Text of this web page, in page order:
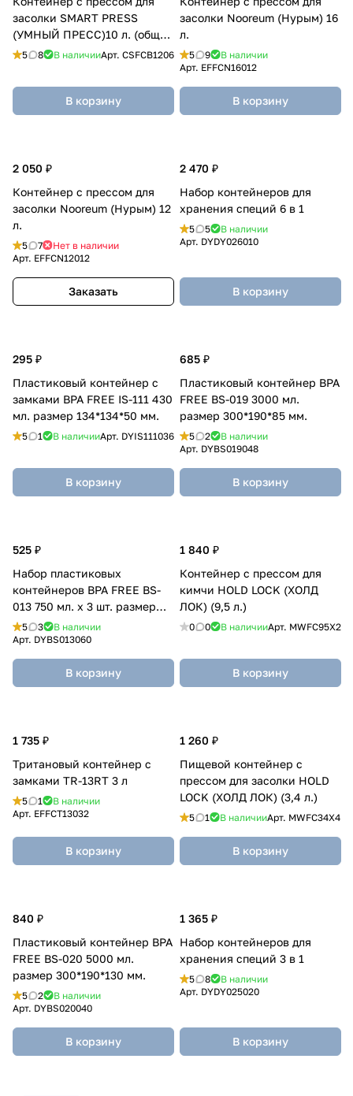
засолки SMART PRESS
(УМНЫЙ ПРЕСС)10 л. (общий
12 л.)
5 8 В наличииАрт. CSFCB1206
В корзину
засолки Nooreum (Нурым) 16
л.
5 9
В наличии
Арт. EFFCN16012
В корзину
2 050 ₽
Контейнер с прессом для
засолки Nooreum (Нурым) 12
л.
5 7
Нет в наличии
Арт. EFFCN12012
Заказать
2 470 ₽
Набор контейнеров для
хранения специй 6 в 1
5 5
В наличии
Арт. DYDY026010
В корзину
295 ₽
Пластиковый контейнер с
замками BPA FREE IS-111 430
мл. размер 134*134*50 мм.
5 1 В наличииАрт. DYIS111036
В корзину
685 ₽
Пластиковый контейнер BPA
FREE BS-019 3000 мл.
размер 300*190*85 мм.
5 2
В наличии
Арт. DYBS019048
В корзину
525 ₽
Набор пластиковых
контейнеров BPA FREE BS-
013 750 мл. х 3 шт. размер
170*115*75 мм.
5 3
В наличии
Арт. DYBS013060
В корзину
1 840 ₽
Контейнер с прессом для
кимчи HOLD LOCK (ХОЛД
ЛОК) (9,5 л.)
0 0 В наличииАрт. MWFC95X2
В корзину
1 735 ₽
Тритановый контейнер с
замками TR-13RT 3 л
5 1
В наличии
Арт. EFFCT13032
В корзину
1 260 ₽
Пищевой контейнер с
прессом для засолки HOLD
LOCK (ХОЛД ЛОК) (3,4 л.)
5 1 В наличииАрт. MWFC34X4
В корзину
840 ₽
Пластиковый контейнер BPA
FREE BS-020 5000 мл.
размер 300*190*130 мм.
5 2
В наличии
Арт. DYBS020040
В корзину
1 365 ₽
Набор контейнеров для
хранения специй 3 в 1
5 8
В наличии
Арт. DYDY025020
В корзину